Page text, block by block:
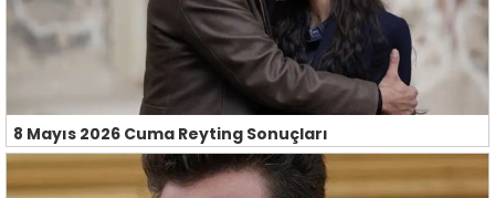
8 Mayıs 2026 Cuma Reyting Sonuçları